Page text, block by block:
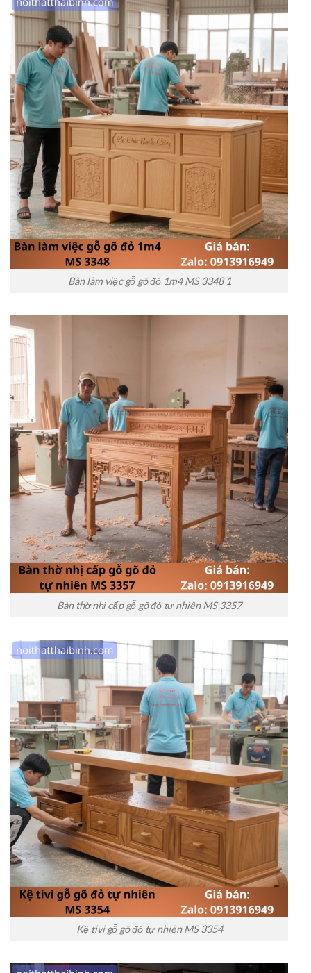
Bàn làm việc gỗ gõ đỏ 1m4 MS 3348 1
Bàn thờ nhị cấp gỗ gõ đỏ tự nhiên MS 3357
Kệ tivi gỗ gõ đỏ tự nhiên MS 3354